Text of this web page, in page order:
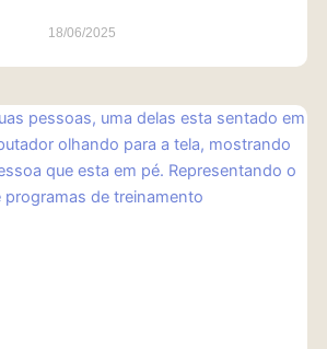
18/06/2025